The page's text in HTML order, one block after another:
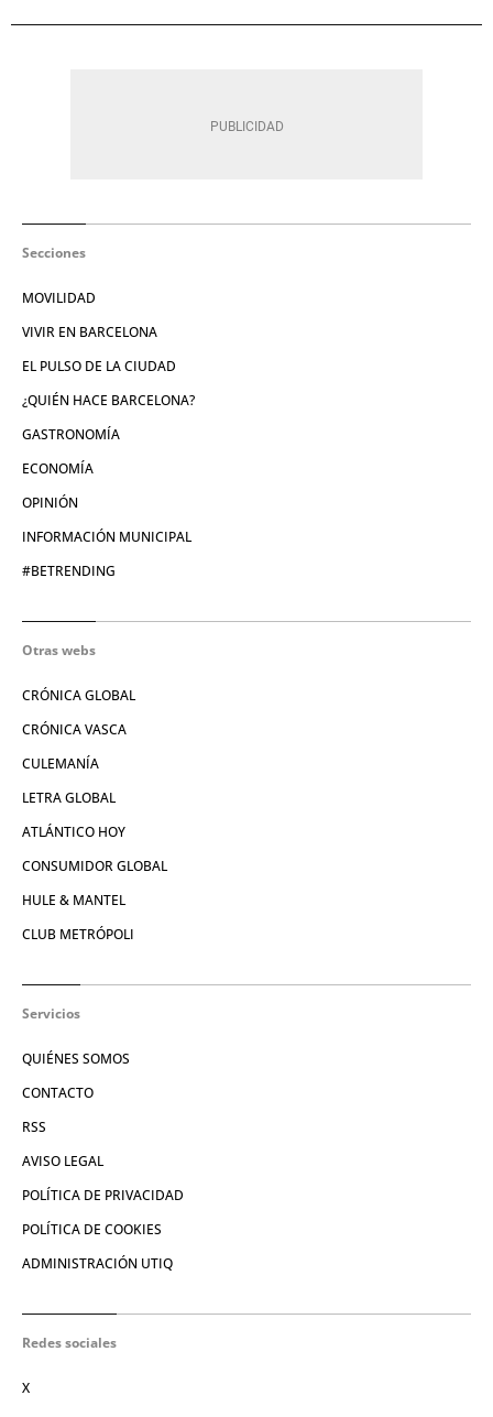
Secciones
MOVILIDAD
VIVIR EN BARCELONA
EL PULSO DE LA CIUDAD
¿QUIÉN HACE BARCELONA?
GASTRONOMÍA
ECONOMÍA
OPINIÓN
INFORMACIÓN MUNICIPAL
#BETRENDING
Otras webs
CRÓNICA GLOBAL
CRÓNICA VASCA
CULEMANÍA
LETRA GLOBAL
ATLÁNTICO HOY
CONSUMIDOR GLOBAL
HULE & MANTEL
CLUB METRÓPOLI
Servicios
QUIÉNES SOMOS
CONTACTO
RSS
AVISO LEGAL
POLÍTICA DE PRIVACIDAD
POLÍTICA DE COOKIES
ADMINISTRACIÓN UTIQ
Redes sociales
X